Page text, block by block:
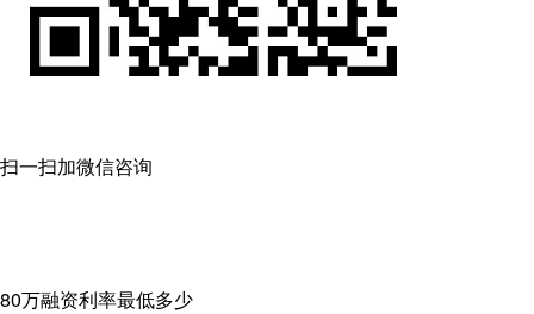
扫一扫加微信咨询
80万融资利率最低多少